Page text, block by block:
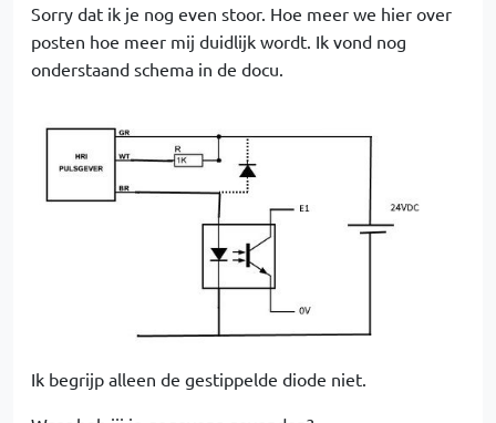
Sorry dat ik je nog even stoor. Hoe meer we hier over
posten hoe meer mij duidlijk wordt. Ik vond nog
onderstaand schema in de docu.
Ik begrijp alleen de gestippelde diode niet.